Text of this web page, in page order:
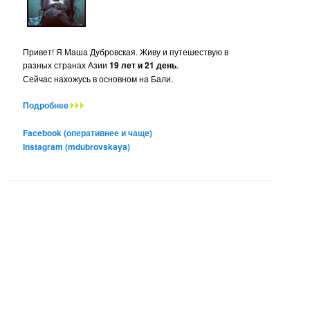
Привет! Я Маша Дубровская. Живу и путешествую в
разных странах Азии19 лет и 21 день.
Сейчас нахожусь в основном на Бали.
Подробнее
Facebook (оперативнее и чаще)
Instagram (mdubrovskaya)